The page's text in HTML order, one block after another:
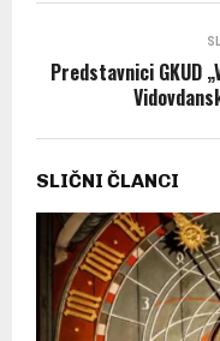
Predstavnici GKUD
SLIČNI ČLANCI